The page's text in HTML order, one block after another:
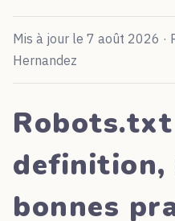
Mis à jour le 7 août 2026 ·
Hernandez
definition,
bonnes